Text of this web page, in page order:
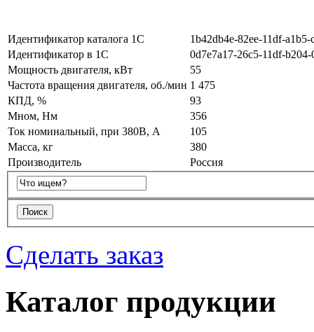
Идентификатор каталога 1С
1b42db4e-82ee-11df-
Идентификатор в 1С
0d7e7a17-26c5-11df-
Мощность двигателя, кВт
55
Частота вращения двигателя, об./мин 1 475
КПД, %
93
Мном, Нм
356
Ток номинальный, при 380В, А
105
Масса, кг
380
Производитель
Россия
Сделать заказ
Каталог продукции